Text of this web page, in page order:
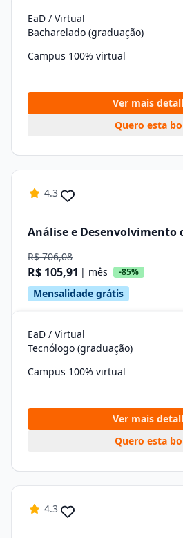
EaD / Virtual
Bacharelado (graduação)
Campus 100% virtual
Ver mais
Quero esta
4.3
Análise e Desenvolvimento
R$ 706,08
R$ 105,91 | mês -85%
Mensalidade grátis
EaD / Virtual
Tecnólogo (graduação)
Campus 100% virtual
Ver mais
Quero esta
4.3